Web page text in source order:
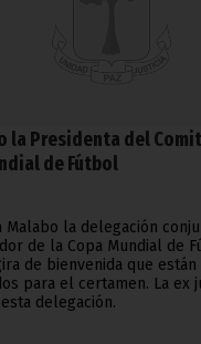
la Presidenta del
de Fútbol
Malabo la delegación
de la Copa Mundial de
de bienvenida que
para el certamen. La ex
delegación.